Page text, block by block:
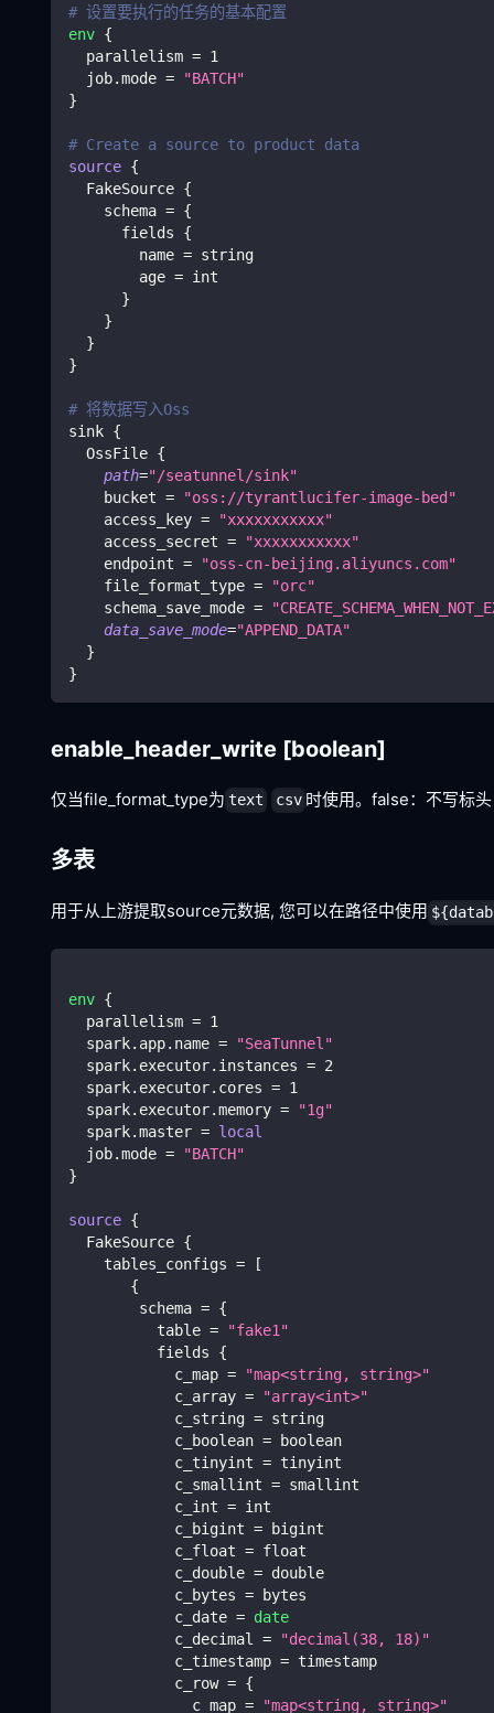
# 设置要执行的任务的基本配置
env {
  parallelism
= 1
  job.mode
=
"BATCH"
}
# Create a source to product data
source {
  FakeSource
{
    schema
= {
      fields
{
        name
= string
        age
= int
}
}
}
}
# 将数据写入Oss
sink {
  OssFile
{
path="/seatunnel/sink"
    bucket
=
"oss://tyrantlucifer-image-bed"
    access_key
=
"xxxxxxxxxxx"
    access_secret
=
"xxxxxxxxxxx"
    endpoint
=
"oss-cn-beijing.aliyuncs.com"
    file_format_type
=
"orc"
    schema_save_mode
=
data_save_mode="APPEND_DATA"
}
}
enable_header_write [boolean]
仅当file_format_type为 text csv 时使用。false：不写标
多表
用于从上游提取source元数据, 您可以在路径中使用
env {
  parallelism
= 1
  spark.app.name
=
"SeaTunnel"
  spark.executor.instances
= 2
  spark.executor.cores
= 1
  spark.executor.memory
=
"1g"
  spark.master
= local
  job.mode
=
"BATCH"
}
source {
  FakeSource
{
    tables_configs
=
[
{
        schema
= {
          table
=
"fake1"
          fields
{
            c_map
=
"map<string, string>"
            c_array
=
"array<int>"
            c_string
= string
            c_boolean
= boolean
            c_tinyint
= tinyint
            c_smallint
= smallint
            c_int
= int
            c_bigint
= bigint
            c_float
= float
            c_double
= double
            c_bytes
= bytes
            c_date
= date
            c_decimal
=
"decimal(38, 18)"
            c_timestamp
= timestamp
            c_row
= {
              c_map
= "map<string, string>"